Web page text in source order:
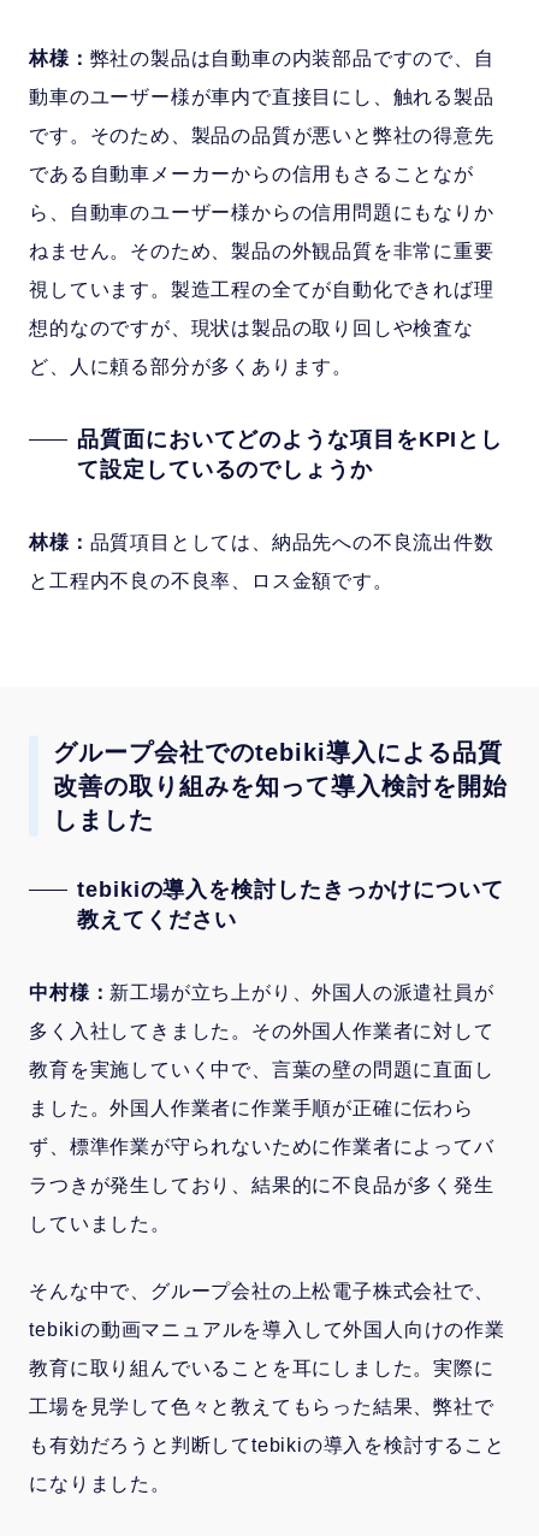
林様： 弊社の製品は自動車の内装部品ですので、自
動車のユーザー様が車内で直接目にし、触れる製品
です。そのため、製品の品質が悪いと弊社の得意先
である自動車メーカーからの信用もさることなが
ら、自動車のユーザー様からの信用問題にもなりか
ねません。そのため、製品の外観品質を非常に重要
視しています。製造工程の全てが自動化できれば理
想的なのですが、現状は製品の取り回しや検査な
ど、人に頼る部分が多くあります。
品質面においてどのような項目をKPIとし
て設定しているのでしょうか
林様： 品質項目としては、納品先への不良流出件数
と工程内不良の不良率、ロス金額です。
グループ会社でのtebiki導入による品質
改善の取り組みを知って導入検討を開始
しました
tebikiの導入を検討したきっかけについて
教えてください
中村様： 新工場が立ち上がり、外国人の派遣社員が
多く入社してきました。その外国人作業者に対して
教育を実施していく中で、言葉の壁の問題に直面し
ました。外国人作業者に作業手順が正確に伝わら
ず、標準作業が守られないために作業者によってバ
ラつきが発生しており、結果的に不良品が多く発生
していました。
そんな中で、グループ会社の上松電子株式会社で、
tebikiの動画マニュアルを導入して外国人向けの作業
教育に取り組んでいることを耳にしました。実際に
工場を見学して色々と教えてもらった結果、弊社で
も有効だろうと判断してtebikiの導入を検討すること
になりました。